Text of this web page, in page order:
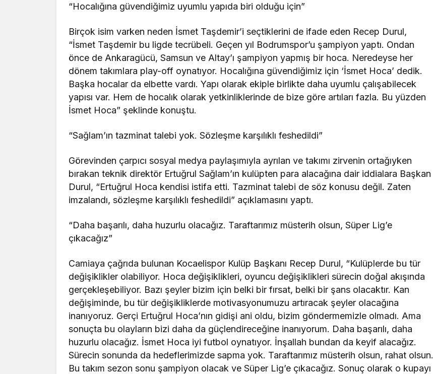
“Hocalığına güvendiğimiz uyumlu yapıda biri olduğu için”
Birçok isim varken neden İsmet Taşdemir’i seçtiklerini de ifade eden Recep Durul,
“İsmet Taşdemir bu ligde tecrübeli. Geçen yıl Bodrumspor’u şampiyon yaptı. Ondan
önce de Ankaragücü, Samsun ve Altay’ı şampiyon yapmış bir hoca. Neredeyse her
dönem takımlara play-off oynatıyor. Hocalığına güvendiğimiz için ‘İsmet Hoca’ dedik.
Başka hocalar da elbette vardı. Yapı olarak ekiple birlikte daha uyumlu çalışabilecek
yapısı var. Hem de hocalık olarak yetkinliklerinde de bize göre artıları fazla. Bu yüzden
İsmet Hoca” şeklinde konuştu.
“Sağlam’ın tazminat talebi yok. Sözleşme karşılıklı feshedildi”
Görevinden çarpıcı sosyal medya paylaşımıyla ayrılan ve takımı zirvenin ortağıyken
bırakan teknik direktör Ertuğrul Sağlam’ın kulüpten para alacağına dair iddialara Başkan
Durul, “Ertuğrul Hoca kendisi istifa etti. Tazminat talebi de söz konusu değil. Zaten
imzalandı, sözleşme karşılıklı feshedildi” açıklamasını yaptı.
“Daha başarılı, daha huzurlu olacağız. Taraftarımız müsterih olsun, Süper Lig’e
çıkacağız”
Camiaya çağrıda bulunan Kocaelispor Kulüp Başkanı Recep Durul, “Kulüplerde bu tür
değişiklikler olabiliyor. Hoca değişiklikleri, oyuncu değişiklikleri sürecin doğal akışında
gerçekleşebiliyor. Bazı şeyler bizim için belki bir fırsat, belki bir şans olacaktır. Kan
değişiminde, bu tür değişikliklerde motivasyonumuzu artıracak şeyler olacağına
inanıyoruz. Gerçi Ertuğrul Hoca’nın gidişi ani oldu, bizim göndermemizle olmadı. Ama
sonuçta bu olayların bizi daha da güçlendireceğine inanıyorum. Daha başarılı, daha
huzurlu olacağız. İsmet Hoca iyi futbol oynatıyor. İnşallah bundan da keyif alacağız.
Sürecin sonunda da hedeflerimizde sapma yok. Taraftarımız müsterih olsun, rahat olsun.
Bu takım sezon sonu şampiyon olacak ve Süper Lig’e çıkacağız. Sonuç olarak o kupayı